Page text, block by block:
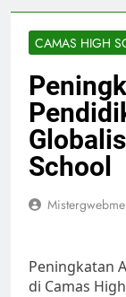
CAMAS HIGH
School
Peningkatan
di Camas